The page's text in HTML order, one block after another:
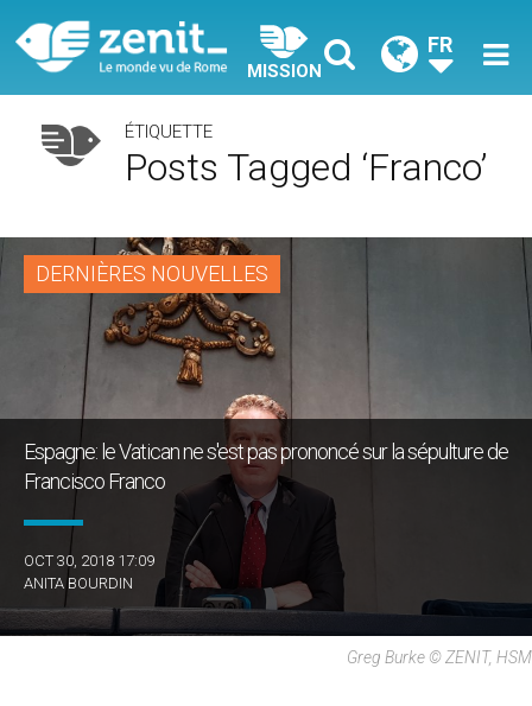
MISSION
FR
ÉTIQUETTE
Posts Tagged ‘Franco’
DERNIÈRES NOUVELLES
Espagne: le Vatican ne s'est pas prononcé sur la sépulture de
Francisco Franco
OCT 30, 2018 17:09
ANITA BOURDIN
Greg Burke © ZENIT, HSM